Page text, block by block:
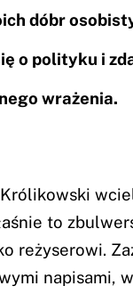
dóbr
o polityku i
wrażenia.
to
reżyserowi.
napisami,